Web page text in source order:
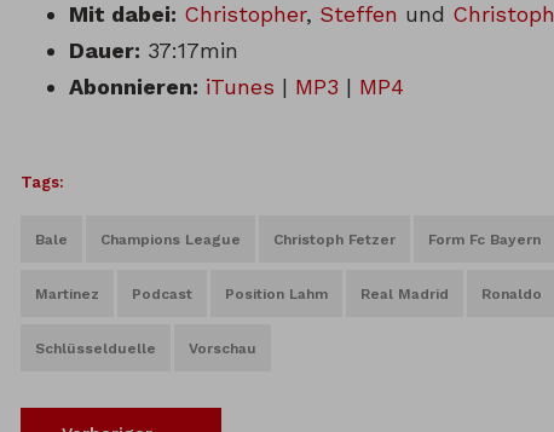
Mit dabei: Christopher, Steffen und Christoph
Dauer: 37:17min
Abonnieren: iTunes | MP3 | MP4
Tags:
Bale Champions League Christoph Fetzer Form Fc Bayern
Martinez Podcast Position Lahm Real Madrid Ronaldo
Schlüsselduelle Vorschau